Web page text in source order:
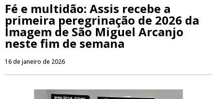
Fé e multidão: Assis recebe a
primeira peregrinação de 2026 da
Imagem de São Miguel Arcanjo
neste fim de semana
16 de janeiro de 2026